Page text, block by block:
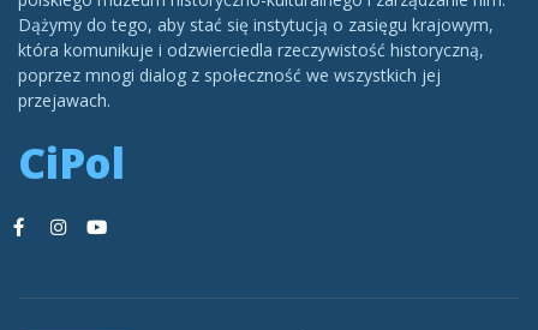
Dążymy do tego, aby stać się instytucją o zasięgu krajowym,
która komunikuje i odzwierciedla rzeczywistość historyczną,
poprzez mnogi dialog z społeczność we wszystkich jej
przejawach.
CiPol